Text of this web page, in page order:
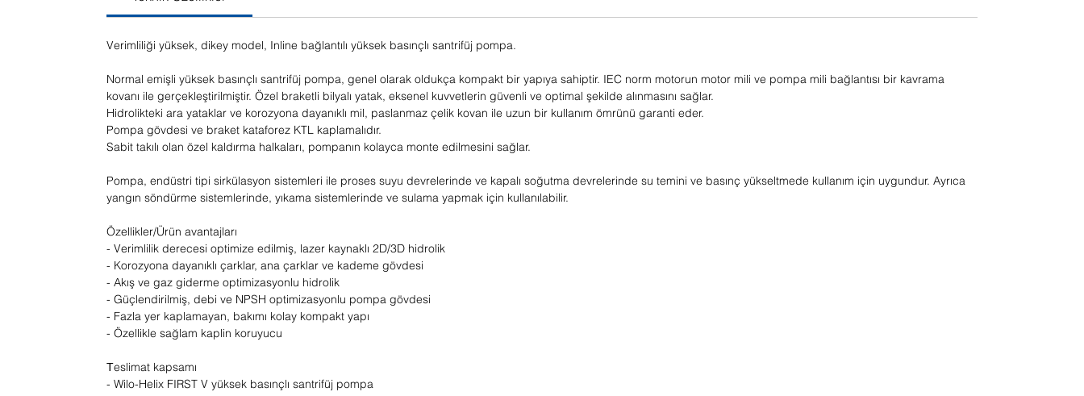
Verimliliği yüksek, dikey model, Inline bağlantılı yüksek basınçlı santrifüj pompa.
Normal emişli yüksek basınçlı santrifüj pompa, genel olarak oldukça kompakt bir yapıya sahiptir. IEC norm motorun motor mili ve pompa mili bağlantısı bir kavrama
kovanı ile gerçekleştirilmiştir. Özel braketli bilyalı yatak, eksenel kuvvetlerin güvenli ve optimal şekilde alınmasını sağlar.
Hidrolikteki ara yataklar ve korozyona dayanıklı mil, paslanmaz çelik kovan ile uzun bir kullanım ömrünü garanti eder.
Pompa gövdesi ve braket kataforez KTL kaplamalıdır.
Sabit takılı olan özel kaldırma halkaları, pompanın kolayca monte edilmesini sağlar.
Pompa, endüstri tipi sirkülasyon sistemleri ile proses suyu devrelerinde ve kapalı soğutma devrelerinde su temini ve basınç yükseltmede kullanım için uygundur. Ayrıca
yangın söndürme sistemlerinde, yıkama sistemlerinde ve sulama yapmak için kullanılabilir.
Özellikler/Ürün avantajları
- Verimlilik derecesi optimize edilmiş, lazer kaynaklı 2D/3D hidrolik
- Korozyona dayanıklı çarklar, ana çarklar ve kademe gövdesi
- Akış ve gaz giderme optimizasyonlu hidrolik
- Güçlendirilmiş, debi ve NPSH optimizasyonlu pompa gövdesi
- Fazla yer kaplamayan, bakımı kolay kompakt yapı
- Özellikle sağlam kaplin koruyucu
Тeslimat kapsamı
- Wilo-Helix FIRST V yüksek basınçlı santrifüj pompa